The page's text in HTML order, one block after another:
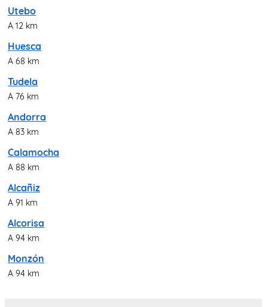
Utebo
A 12 km
Huesca
A 68 km
Tudela
A 76 km
Andorra
A 83 km
Calamocha
A 88 km
Alcañiz
A 91 km
Alcorisa
A 94 km
Monzón
A 94 km